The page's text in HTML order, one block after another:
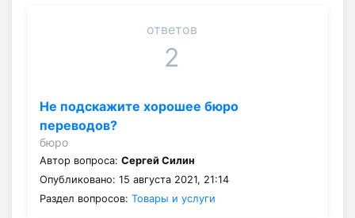
ответов
2
Не подскажите хорошее бюро
переводов?
бюро
Автор вопроса: Сергей Силин
Опубликовано: 15 августа 2021, 21:14
Раздел вопросов: Товары и услуги